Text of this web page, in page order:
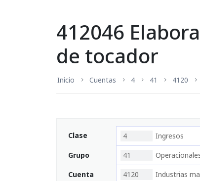
412046
de tocador
Inicio Cuentas 4 41 4120
Clase 4 Ingresos
Grupo 41
Cuenta 4120 Industrias